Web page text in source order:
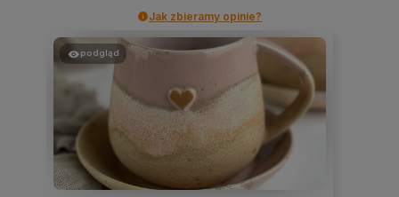
Jak zbieramy opinie?
podgląd